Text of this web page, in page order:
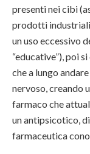
presenti nei cibi
prodotti
un uso eccessivo
“educative”), poi
che a lungo
nervoso, creando
farmaco che
un antipsicotico,
farmaceutica